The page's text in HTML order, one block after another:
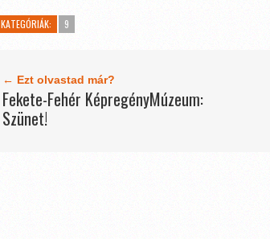
KATEGÓRIÁK: 9
← Ezt olvastad már?
Fekete-Fehér KépregényMúzeum:
Szünet!